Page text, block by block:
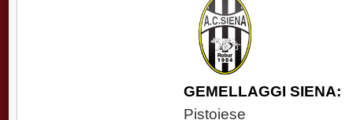
GEMELLAGGI SIENA:
Pistoiese